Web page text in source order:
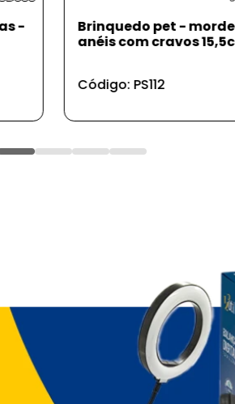
Brinquedo pet -
cogumelo 8x7cm
Código: PS186